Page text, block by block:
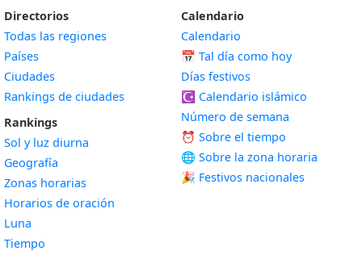
Directorios
Todas las regiones
Países
Ciudades
Rankings de ciudades
Rankings
Sol y luz diurna
Geografía
Zonas horarias
Horarios de oración
Luna
Tiempo
Calendario
Calendario
📅 Tal día como hoy
Días festivos
☪️ Calendario islámico
Número de semana
⏰ Sobre el tiempo
🌐 Sobre la zona horaria
🎉 Festivos nacionales